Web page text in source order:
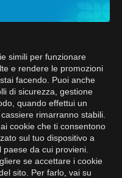
simili per funzionare
e rendere le promozioni
facendo. Puoi anche
di sicurezza, gestione
quando effettui un
rimarranno stabili.
cookie che ti consentono
sul tuo dispositivo a
da cui provieni.
se accettare i cookie
sito. Per farlo, vai su